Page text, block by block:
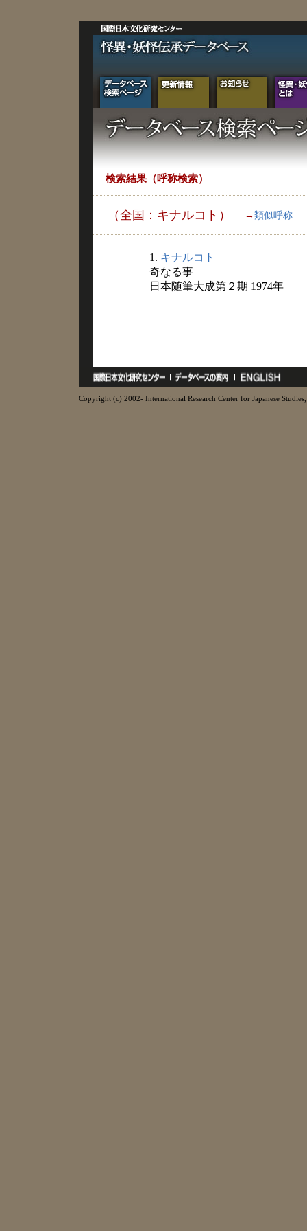
検索結果（呼称検索）
（全国：キナルコト） → 類似呼称
1. キナルコト
奇なる事
日本随筆大成第２期 1974年
Copyright (c) 2002- International Research Center for Japanese